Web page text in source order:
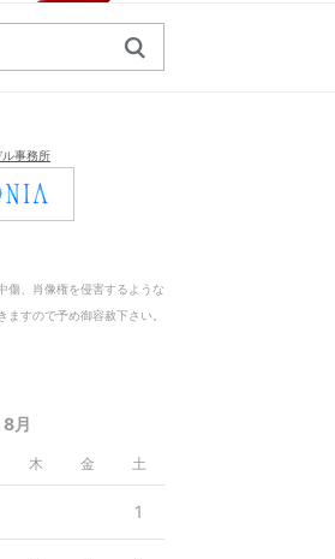
事務所
傷、肖像権を侵害するような
すので予め御容赦下さい。
月
木 金 土
1